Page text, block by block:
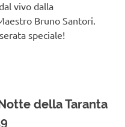
vivo dalla
Bruno Santori.
speciale!
della Taranta